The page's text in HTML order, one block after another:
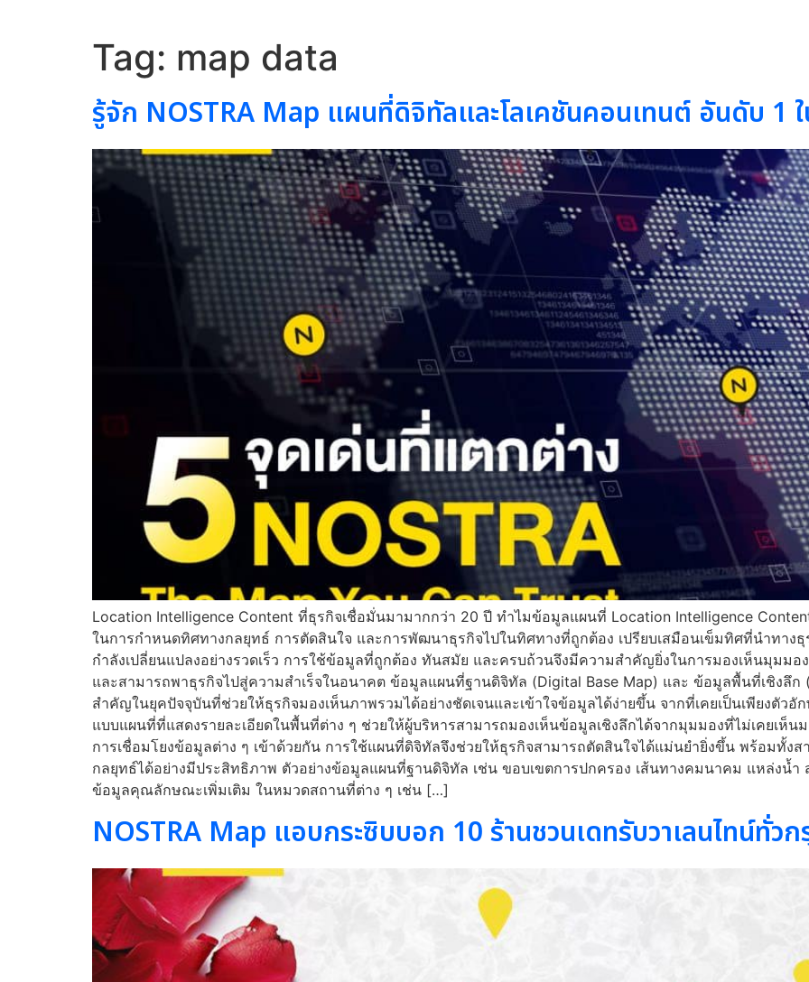
Tag: map data
รู้จัก NOSTRA Map แผนที่ดิจิทัลและโลเคชันคอนเทนต์ อันดับ 1 ใ
Location Intelligence Content ที่ธุรกิจเชื่อมั่นมามากกว่า 20 ปี ทำไมข้อมูลแผนที่ Location Intelligence
ในการกำหนดทิศทางกลยุทธ์ การตัดสินใจ และการพัฒนาธุรกิจไปในทิศทางที่ถูกต้อง เปรียบเสมือนเข็มทิศที่นำทาง
กำลังเปลี่ยนแปลงอย่างรวดเร็ว การใช้ข้อมูลที่ถูกต้อง ทันสมัย และครบถ้วนจึงมีความสำคัญยิ่งในการมองเห็นมุมมอ
และสามารถพาธุรกิจไปสู่ความสำเร็จในอนาคต ข้อมูลแผนที่ฐานดิจิทัล (Digital Base Map) และ ข้อมูลพื้นที่เชิงลึก
สำคัญในยุคปัจจุบันที่ช่วยให้ธุรกิจมองเห็นภาพรวมได้อย่างชัดเจนและเข้าใจข้อมูลได้ง่ายขึ้น จากที่เคยเป็นเพียงตัว
แบบแผนที่ที่แสดงรายละเอียดในพื้นที่ต่าง ๆ ช่วยให้ผู้บริหารสามารถมองเห็นข้อมูลเชิงลึกได้จากมุมมองที่ไม่เคยเห็
การเชื่อมโยงข้อมูลต่าง ๆ เข้าด้วยกัน การใช้แผนที่ดิจิทัลจึงช่วยให้ธุรกิจสามารถตัดสินใจได้แม่นยำยิ่งขึ้น พร้อมทั้ง
กลยุทธ์ได้อย่างมีประสิทธิภาพ ตัวอย่างข้อมูลแผนที่ฐานดิจิทัล เช่น ขอบเขตการปกครอง เส้นทางคมนาคม แหล่งน้
ข้อมูลคุณลักษณะเพิ่มเติม ในหมวดสถานที่ต่าง ๆ เช่น […]
NOSTRA Map แอบกระซิบบอก 10 ร้านชวนเดทรับวาเลนไทน์ทั่วก